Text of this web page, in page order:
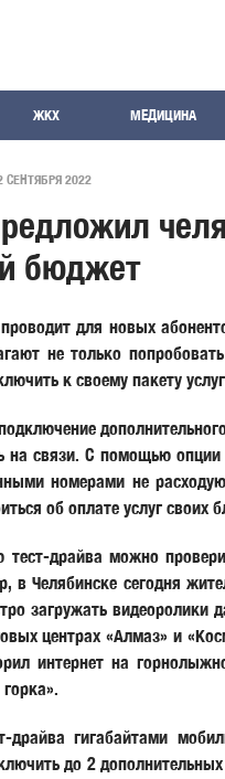
ЖКХ МЕДИЦИНА
СЕНТЯБРЯ 2022
бюджет
для новых
не только
к своему пакету
на связи. С помощью
номерами не
об оплате услуг своих
драйва можно
в Челябинске сегодня
загружать видеоролики
центрах «Алмаз» и
интернет на
драйва гигабайтами
до 2